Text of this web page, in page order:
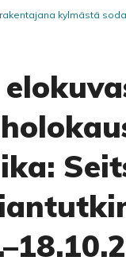
kylmästä